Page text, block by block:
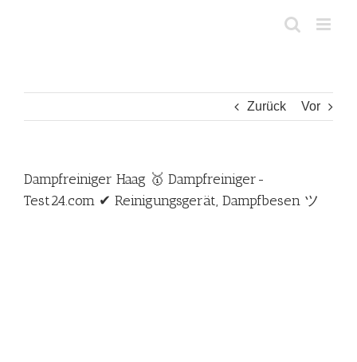
Zurück Vor
Dampfreiniger Haag 🥇 Dampfreiniger-
Test24.com ✔ Reinigungsgerät, Dampfbesen ツ